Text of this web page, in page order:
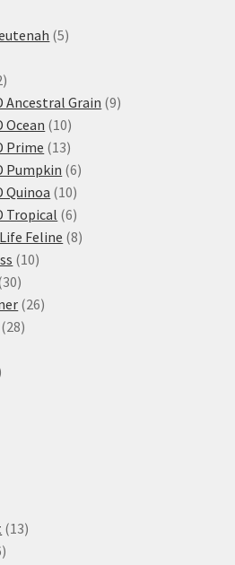
55
62
produktů
Ancestral Grain 99
Ocean 1010
produktů
Prime 1313
produktů
Pumpkin 66
Quinoa 1010
produktů
Tropical 66
produktů
Feline 88
1010
3030
produktů
2626
2828
1313
6